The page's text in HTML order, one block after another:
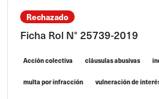
Rechazado
Ficha Rol N° 25739-2019
Acción colectiva cláusulas abusivas
multa por infracción vulneración de